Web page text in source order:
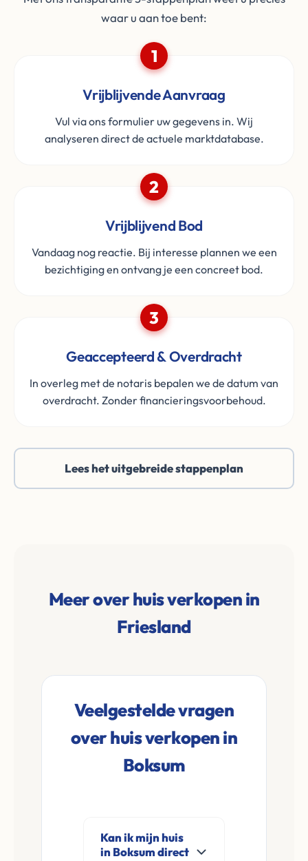
waar u aan toe bent:
1
Vrijblijvende Aanvraag
Vul via ons formulier uw gegevens in. Wij
analyseren direct de actuele marktdatabase.
2
Vrijblijvend Bod
Vandaag nog reactie. Bij interesse plannen we een
bezichtiging en ontvang je een concreet bod.
3
Geaccepteerd & Overdracht
In overleg met de notaris bepalen we de datum van
overdracht. Zonder financieringsvoorbehoud.
Lees het uitgebreide stappenplan
Meer over huis verkopen in
Friesland
Veelgestelde vragen
over huis verkopen in
Boksum
Kan ik mijn huis
in Boksum direct